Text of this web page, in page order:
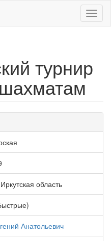
турнир
область
Анатольевич